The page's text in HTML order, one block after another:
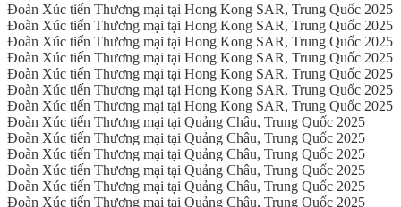
Đoàn Xúc tiến Thương mại tại Hong Kong SAR, Trung Quốc 2025
Đoàn Xúc tiến Thương mại tại Hong Kong SAR, Trung Quốc 2025
Đoàn Xúc tiến Thương mại tại Hong Kong SAR, Trung Quốc 2025
Đoàn Xúc tiến Thương mại tại Hong Kong SAR, Trung Quốc 2025
Đoàn Xúc tiến Thương mại tại Hong Kong SAR, Trung Quốc 2025
Đoàn Xúc tiến Thương mại tại Hong Kong SAR, Trung Quốc 2025
Đoàn Xúc tiến Thương mại tại Hong Kong SAR, Trung Quốc 2025
Đoàn Xúc tiến Thương mại tại Quảng Châu, Trung Quốc 2025
Đoàn Xúc tiến Thương mại tại Quảng Châu, Trung Quốc 2025
Đoàn Xúc tiến Thương mại tại Quảng Châu, Trung Quốc 2025
Đoàn Xúc tiến Thương mại tại Quảng Châu, Trung Quốc 2025
Đoàn Xúc tiến Thương mại tại Quảng Châu, Trung Quốc 2025
Đoàn Xúc tiến Thương mại tại Quảng Châu, Trung Quốc 2025